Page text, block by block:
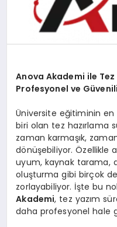
Anova Akademi ile Tez
Profesyonel ve
Üniversite eğitiminin
biri olan tez hazırlama
zaman karmaşık,
dönüşebiliyor. Özellikle
uyum, kaynak tarama,
oluşturma gibi birçok
zorlayabiliyor. İşte bu
Akademi, tez yazım
daha profesyonel hale